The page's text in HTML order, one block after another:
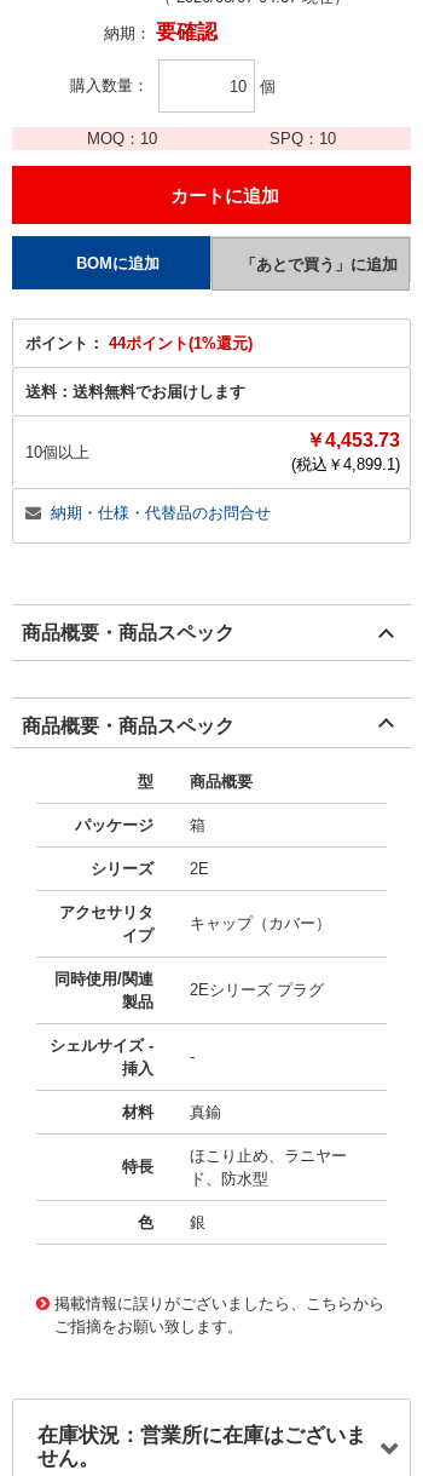
納期： 要確認
購入数量 個
MOQ： 10 SPQ： 10
ポイント： 44ポイント(1%還元)
送料： 送料無料でお届けします
10個以上
￥4,453.73
(税込￥ 4,899.1)
納期・仕様・代替品のお問合せ
商品概要・商品スペック
商品概要・商品スペック
型 商品概要
パッケージ 箱
シリーズ 2E
アクセサリタ
イプ
キャップ（カバー）
同時使用/関連
製品
2Eシリーズ プラグ
シェルサイズ -
挿入
-
材料 真鍮
特長
ほこり止め、ラニヤー
ド、防水型
色 銀
掲載情報に誤りがございましたら、こちらから
ご指摘をお願い致します。
在庫状況：営業所に在庫はございま
せん。